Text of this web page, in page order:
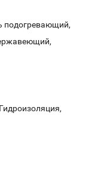
подогревающий
Гидроизоляция